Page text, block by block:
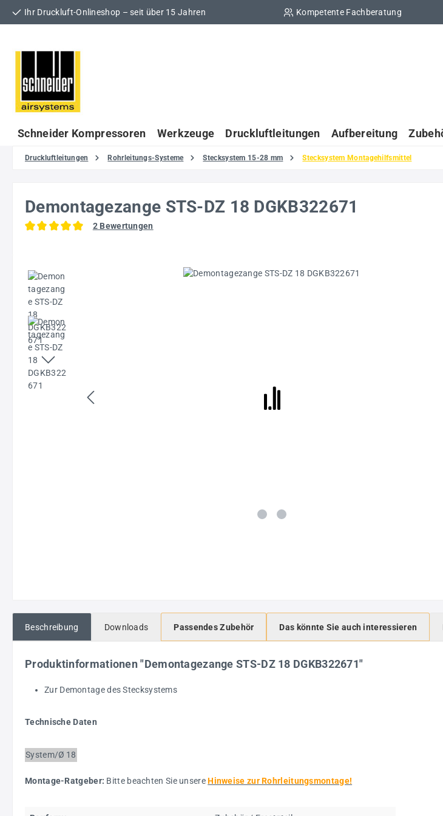
Hauptinhalt springen
Zur Suche springen
Zur Hauptnavigation springen
Ihr Druckluft-Onlineshop – seit über 15 Jahren Kompetente Fachberatung
Schneider Kompressoren Werkzeuge Druckluftleitungen Aufbereitung
Druckluftleitungen Rohrleitungs-Systeme Stecksystem 15-28 mm Stecksystem Montagehilfsmittel
Demontagezange STS-DZ 18 DGKB322671
2 Bewertungen
Bildergalerie überspringen
Beschreibung Downloads Passendes Zubehör Das könnte Sie auch interessieren
Produktinformationen "Demontagezange STS-DZ 18 DGKB322671"
Zur Demontage des Stecksystems
Technische Daten
System/Ø 18
Montage-Ratgeber: Bitte beachten Sie unsereHinweise zur Rohrleitungsmontage!